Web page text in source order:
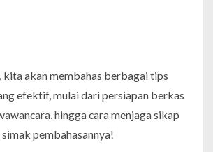
kita akan membahas berbagai tips
efektif, mulai dari persiapan berkas
hingga cara menjaga sikap
pembahasannya!